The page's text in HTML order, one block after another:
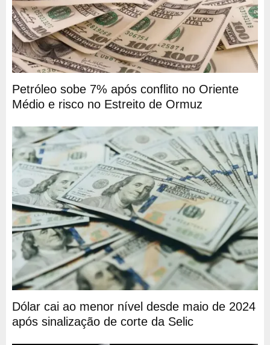
Petróleo sobe 7% após conflito no Oriente
Médio e risco no Estreito de Ormuz
Dólar cai ao menor nível desde maio de 2024
após sinalização de corte da Selic